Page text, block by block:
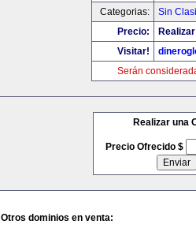
Categorias:
Sin
Precio:
Visitar!
Serán
Realizar una
Precio Ofrecido $
Otros dominios en venta: